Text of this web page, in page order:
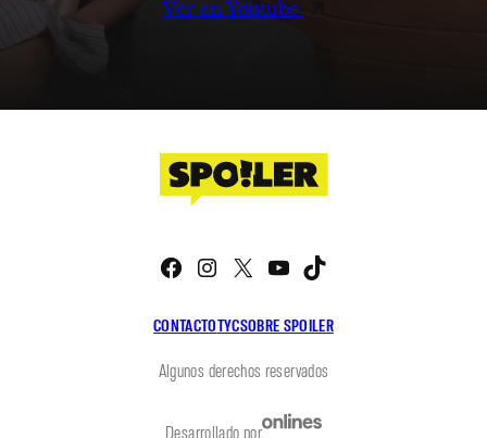
Ver en Youtube
CONTACTOTYCSOBRE SPOILER
Facebook
Instagram
X YouTube
Algunos derechos reservados
Desarrollado por